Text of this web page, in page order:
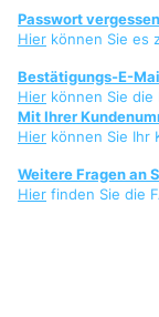
Passwort
Hier können Sie es
Bestätigungs-E-
Hier können Sie
Mit Ihrer
Hier können Sie Ihr
Weitere Fragen an
Hier finden Sie die